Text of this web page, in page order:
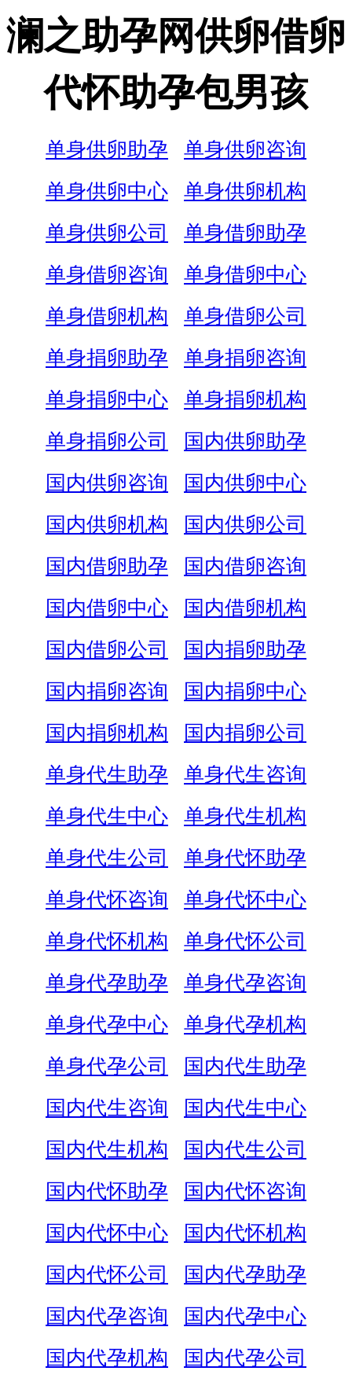
澜之助孕网供卵借卵
代怀助孕包男孩
单身供卵助孕
单身供卵咨询
单身供卵中心
单身供卵机构
单身供卵公司
单身借卵助孕
单身借卵咨询
单身借卵中心
单身借卵机构
单身借卵公司
单身捐卵助孕
单身捐卵咨询
单身捐卵中心
单身捐卵机构
单身捐卵公司
国内供卵助孕
国内供卵咨询
国内供卵中心
国内供卵机构
国内供卵公司
国内借卵助孕
国内借卵咨询
国内借卵中心
国内借卵机构
国内借卵公司
国内捐卵助孕
国内捐卵咨询
国内捐卵中心
国内捐卵机构
国内捐卵公司
单身代生助孕
单身代生咨询
单身代生中心
单身代生机构
单身代生公司
单身代怀助孕
单身代怀咨询
单身代怀中心
单身代怀机构
单身代怀公司
单身代孕助孕
单身代孕咨询
单身代孕中心
单身代孕机构
单身代孕公司
国内代生助孕
国内代生咨询
国内代生中心
国内代生机构
国内代生公司
国内代怀助孕
国内代怀咨询
国内代怀中心
国内代怀机构
国内代怀公司
国内代孕助孕
国内代孕咨询
国内代孕中心
国内代孕机构
国内代孕公司